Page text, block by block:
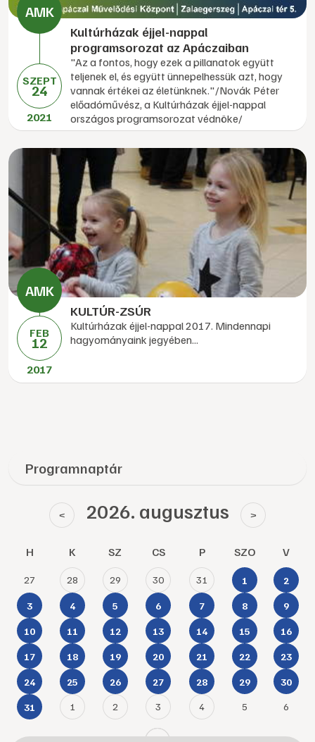
SZEPT
24
2021
Kultúrházak éjjel-nappal
programsorozat az Apáczaiban
"Az a fontos, hogy ezek a pillanatok együtt
teljenek el, és együtt ünnepelhessük azt, hogy
vannak értékei az életünknek."/Novák Péter
előadóművész, a Kultúrházak éjjel-nappal
országos programsorozat védnöke/
FEB
12
2017
KULTÚR-ZSÚR
Kultúrházak éjjel-nappal 2017. Mindennapi
hagyományaink jegyében...
Programnaptár
< 2026. augusztus >
H K SZ CS P SZO V
27 28 29 30 31 1 2
3 4 5 6 7 8 9
10 11 12 13 14 15 16
17 18 19 20 21 22 23
24 25 26 27 28 29 30
31 1 2 3 4 5 6